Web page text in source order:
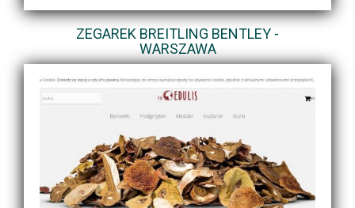
ZEGAREK BREITLING BENTLEY -
WARSZAWA